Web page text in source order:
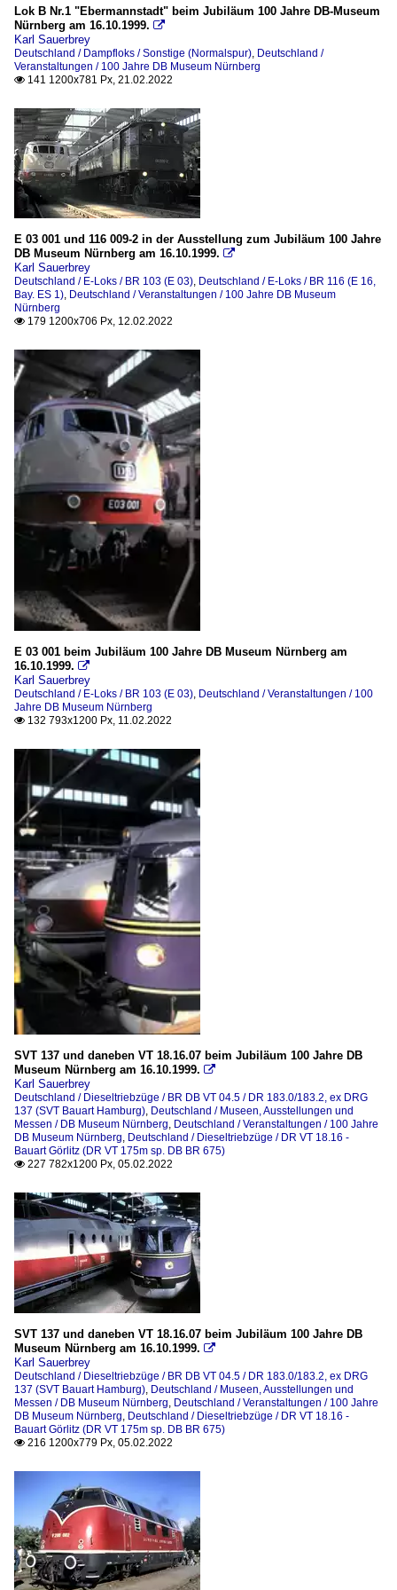
Lok B Nr.1 "Ebermannstadt" beim Jubiläum 100 Jahre DB-Museum
Nürnberg am 16.10.1999. 
Karl Sauerbrey
Deutschland / Dampfloks / Sonstige (Normalspur), Deutschland /
Veranstaltungen / 100 Jahre DB Museum Nürnberg
 141 1200x781 Px, 21.02.2022
E 03 001 und 116 009-2 in der Ausstellung zum Jubiläum 100 Jahre
DB Museum Nürnberg am 16.10.1999. 
Karl Sauerbrey
Deutschland / E-Loks / BR 103 (E 03), Deutschland / E-Loks / BR 116 (E 16,
Bay. ES 1), Deutschland / Veranstaltungen / 100 Jahre DB Museum
Nürnberg
 179 1200x706 Px, 12.02.2022
E 03 001 beim Jubiläum 100 Jahre DB Museum Nürnberg am
16.10.1999. 
Karl Sauerbrey
Deutschland / E-Loks / BR 103 (E 03), Deutschland / Veranstaltungen / 100
Jahre DB Museum Nürnberg
 132 793x1200 Px, 11.02.2022
SVT 137 und daneben VT 18.16.07 beim Jubiläum 100 Jahre DB
Museum Nürnberg am 16.10.1999. 
Karl Sauerbrey
Deutschland / Dieseltriebzüge / BR DB VT 04.5 / DR 183.0/183.2, ex DRG
137 (SVT Bauart Hamburg), Deutschland / Museen, Ausstellungen und
Messen / DB Museum Nürnberg, Deutschland / Veranstaltungen / 100 Jahre
DB Museum Nürnberg, Deutschland / Dieseltriebzüge / DR VT 18.16 -
Bauart Görlitz (DR VT 175m sp. DB BR 675)
 227 782x1200 Px, 05.02.2022
SVT 137 und daneben VT 18.16.07 beim Jubiläum 100 Jahre DB
Museum Nürnberg am 16.10.1999. 
Karl Sauerbrey
Deutschland / Dieseltriebzüge / BR DB VT 04.5 / DR 183.0/183.2, ex DRG
137 (SVT Bauart Hamburg), Deutschland / Museen, Ausstellungen und
Messen / DB Museum Nürnberg, Deutschland / Veranstaltungen / 100 Jahre
DB Museum Nürnberg, Deutschland / Dieseltriebzüge / DR VT 18.16 -
Bauart Görlitz (DR VT 175m sp. DB BR 675)
 216 1200x779 Px, 05.02.2022